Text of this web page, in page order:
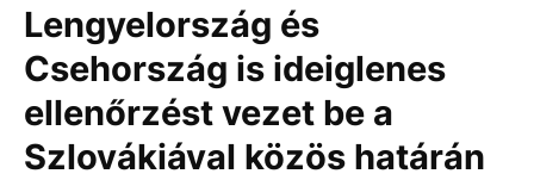
Lengyelország és
Csehország is ideiglenes
ellenőrzést vezet be a
Szlovákiával közös határán